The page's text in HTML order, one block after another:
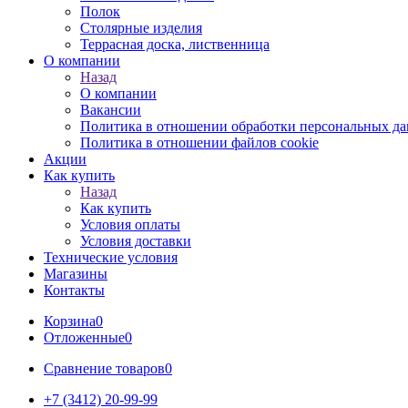
Полок
Столярные изделия
Террасная доска, лиственница
О компании
Назад
О компании
Вакансии
Политика в отношении обработки персональных
Политика в отношении файлов cookie
Акции
Как купить
Назад
Как купить
Условия оплаты
Условия доставки
Технические условия
Магазины
Контакты
Корзина0
Отложенные0
Сравнение товаров0
+7 (3412) 20-99-99